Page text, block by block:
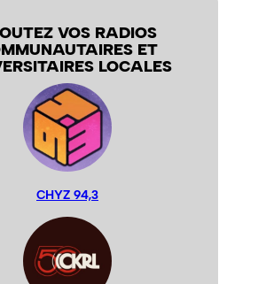
VOS RADIOS
ET
LOCALES
CHYZ 94,3